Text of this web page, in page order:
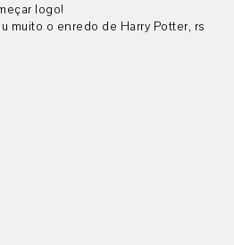
logo!
muito o enredo de Harry Potter, rs